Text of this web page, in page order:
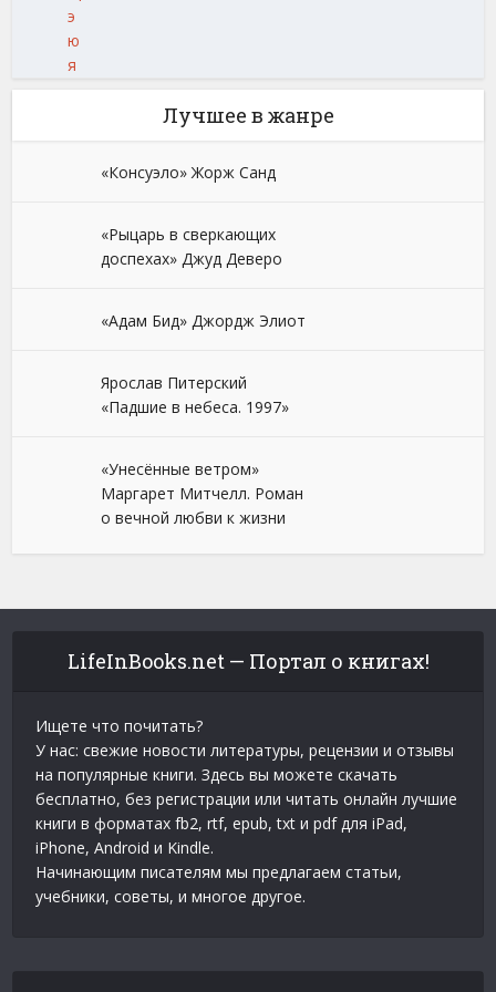
э
ю
я
Лучшее в жанре
«Консуэло» Жорж Санд
«Рыцарь в сверкающих
доспехах» Джуд Деверо
«Адам Бид» Джордж Элиот
Ярослав Питерский
«Падшие в небеса. 1997»
«Унесённые ветром»
Маргарет Митчелл. Роман
о вечной любви к жизни
LifeInBooks.net — Портал о книгах!
Ищете что почитать?
У нас: свежие новости литературы, рецензии и отзывы
на популярные книги. Здесь вы можете скачать
бесплатно, без регистрации или читать онлайн лучшие
книги в форматах fb2, rtf, epub, txt и pdf для iPad,
iPhone, Android и Kindle.
Начинающим писателям мы предлагаем статьи,
учебники, советы, и многое другое.